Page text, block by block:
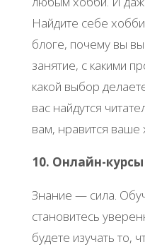
Найдите себе
блоге, почему вы
занятие, с какими
какой выбор
вас найдутся
вам, нравится ваше
10. Онлайн-курсы
Знание — сила.
становитесь
будете изучать то,